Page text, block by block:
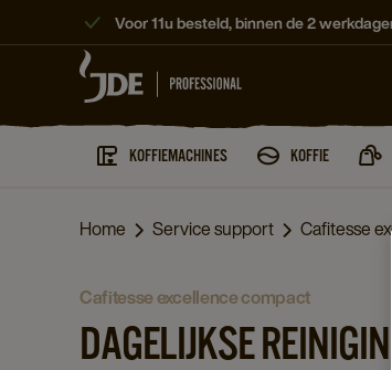
Voor 11u besteld, binnen de 2
KOFFIEMACHINES KOFFIE
Home Service support Cafitesse
cafitesse excellence compact
DAGELIJKSE REINIGING